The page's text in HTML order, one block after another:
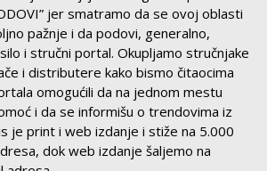
jer smatramo da se ovoj oblasti
pažnje i da podovi, generalno,
i stručni portal. Okupljamo stručnjake
i distributere kako bismo čitaocima
omogućili da na jednom mestu
i da se informišu o trendovima iz
je print i web izdanje i stiže na 5.000
dok web izdanje šaljemo na